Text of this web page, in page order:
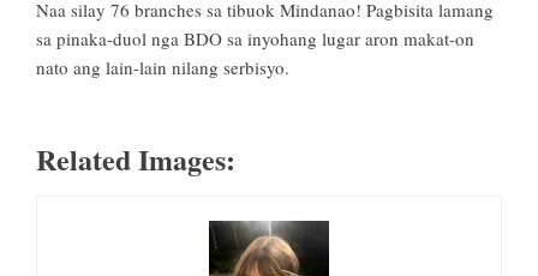
Naa silay 76 branches sa tibuok Mindanao! Pagbisita lamang
sa pinaka-duol nga BDO sa inyohang lugar aron makat-on
nato ang lain-lain nilang serbisyo.
Related Images: